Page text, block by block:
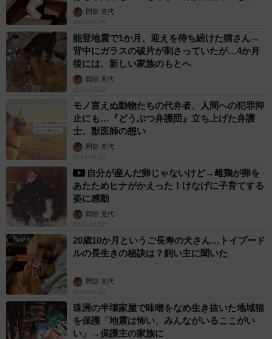
けに岡部 充代
2024.07.25
能登地震で1か月、迎えを待ち続けた猫さん→
背中にガラスの破片が刺さっていたが…4か月
後には、新しい家族のもとへ
岡部 充代
2024.07.02
モノ言えぬ動物たちの代弁者、人間への犯罪抑
止にも…『どうぶつ弁護団』立ち上げた弁護
士、獣医師の想い
岡部 充代
2024.05.12
自分が産んだ卵じゃないけど→雌鶏が卵を
あたためヒナがかえった！けなげに子育てする
姿に感動
岡部 充代
2024.04.17
20歳10か月というご長寿の犬さん…トイプード
ルの長生きの秘訣は？飼い主に聞いた
岡部 充代
2024.04.12
珠洲の半壊家屋で味噌をなめ生き抜いた地域猫
を保護「地震は怖い、みんながいるここがい
い」→保護主の家族に